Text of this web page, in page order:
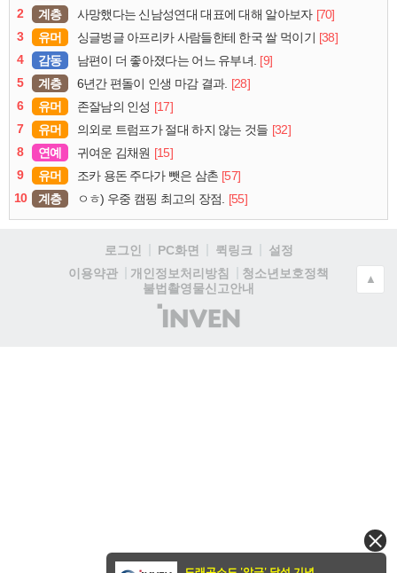
2
계층 사망했다는 신남성연대 대표에 대해 알아보자 [70]
3
유머 싱글벙글 아프리카 사람들한테 한국 쌀 먹이기
[38]
4
감동 남편이 더 좋아졌다는 어느 유부녀. [9]
5
계층 6년간 편돌이 인생 마감 결과. [28]
6
유머 존잘남의 인성 [17]
7
유머 의외로 트럼프가 절대 하지 않는 것들 [32]
8
연예 귀여운 김채원 [15]
9
유머 조카 용돈 주다가 뺏은 삼촌 [57]
10
계층 ㅇㅎ) 우중 캠핑 최고의 장점. [55]
로그인 PC화면 퀵링크
설정
이용약관
개인정보처리방침
청소년보호정책
불법촬영물신고안내
(주)
인
▲